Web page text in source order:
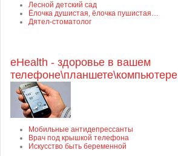
Лесной детский сад
Ёлочка душистая, ёлочка пушистая…
Дятел-стоматолог
eHealth - здоровье в вашем
телефоне\планшете\компьютере
Мобильные антидепрессанты
Врач под крышкой телефона
Искусство быть беременной